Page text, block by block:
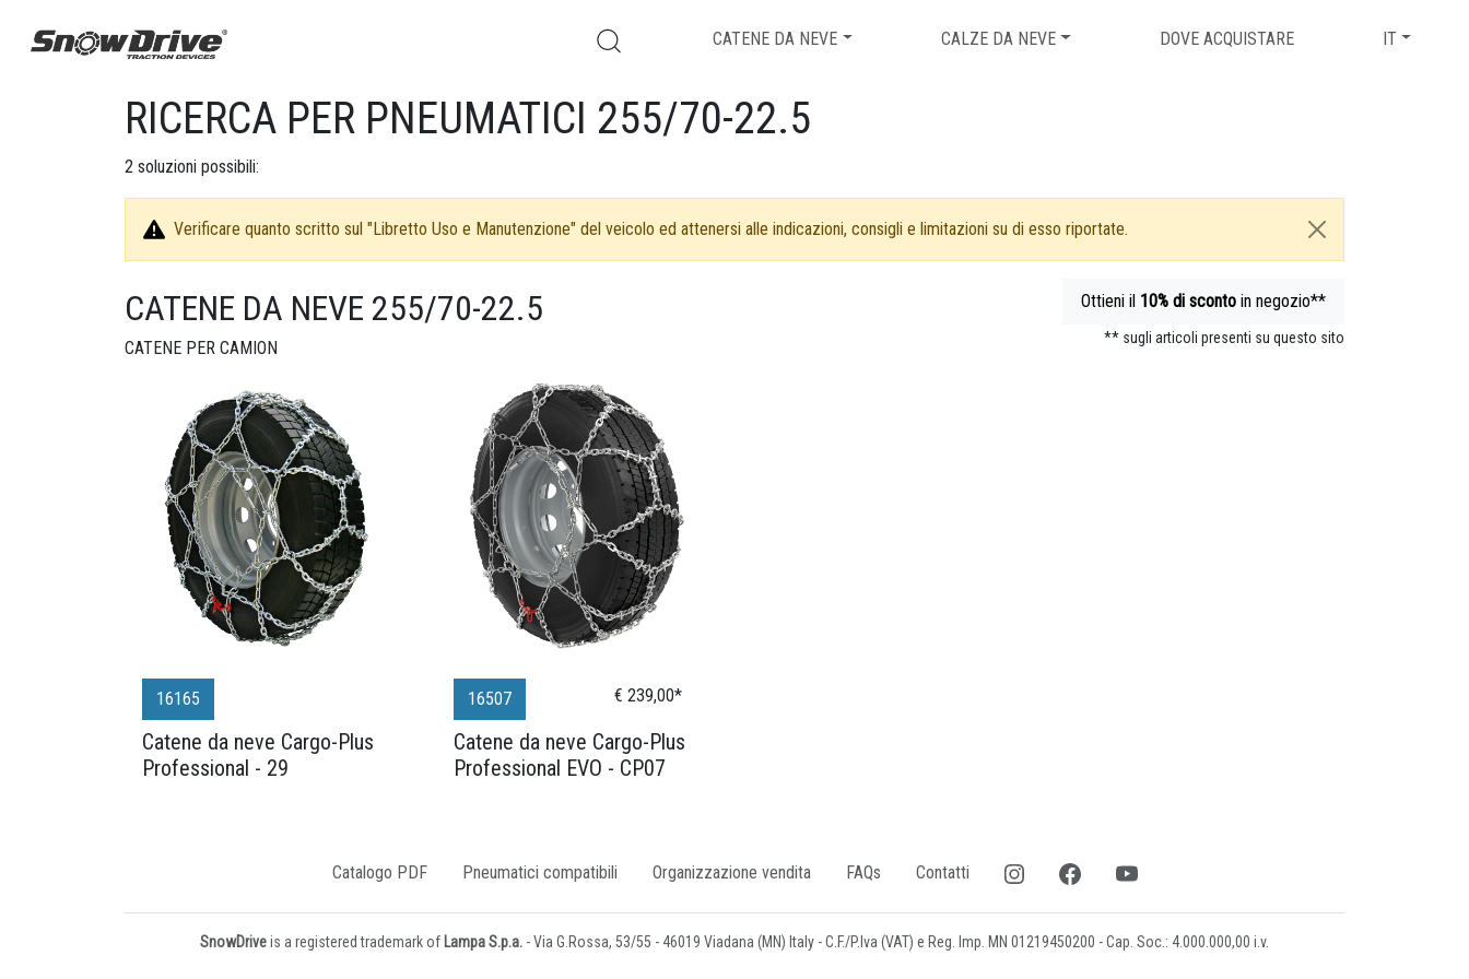
CATENE DA NEVE CALZE DA NEVE DOVE ACQUISTARE IT
RICERCA PER PNEUMATICI 255/70-22.5
2 soluzioni possibili:
Verificare quanto scritto sul "Libretto Uso e Manutenzione" del veicolo ed attenersi alle indicazioni, consigli e limitazioni su di esso riportate.
CATENE DA NEVE 255/70-22.5
CATENE PER CAMION
Ottieni il 10% di sconto in negozio**
** sugli articoli presenti su questo sito
16165
Catene da neve Cargo-Plus
Professional - 29
16507 € 239,00*
Catene da neve Cargo-Plus
Professional EVO - CP07
Catalogo PDF Pneumatici compatibili Organizzazione vendita FAQs Contatti
SnowDriveis a registered trademark of Lampa S.p.a. - Via G.Rossa, 53/55 - 46019 Viadana (MN) Italy - C.F./P.Iva (VAT) e Reg. Imp. MN 01219450200 - Cap. Soc.: 4.000.000,00 i.v.